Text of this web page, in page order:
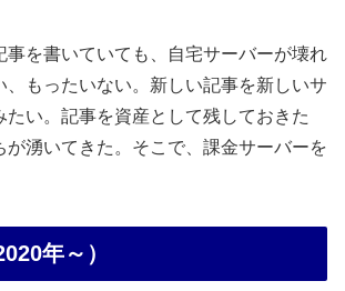
事を書いていても、自宅サーバーが壊れ
、もったいない。新しい記事を新しいサ
たい。記事を資産として残しておきた
が湧いてきた。そこで、課金サーバーを
年～）